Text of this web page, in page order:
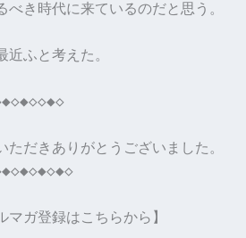
べき時代に来ているのだと思う。
近ふと考えた。
ただきありがとうございました。
マガ登録はこちらから】